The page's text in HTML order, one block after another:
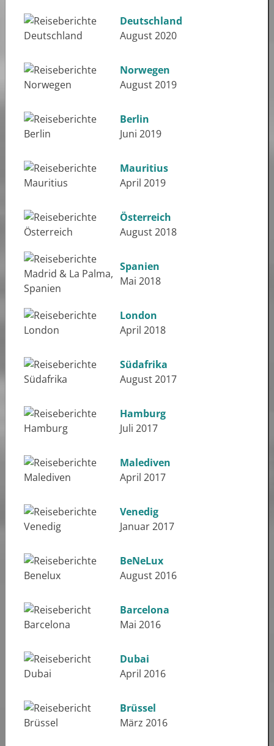
Deutschland
August 2020
Norwegen
August 2019
Berlin
Juni 2019
Mauritius
April 2019
Österreich
August 2018
Spanien
Mai 2018
London
April 2018
Südafrika
August 2017
Hamburg
Juli 2017
Malediven
April 2017
Venedig
Januar 2017
BeNeLux
August 2016
Barcelona
Mai 2016
Dubai
April 2016
Brüssel
März 2016